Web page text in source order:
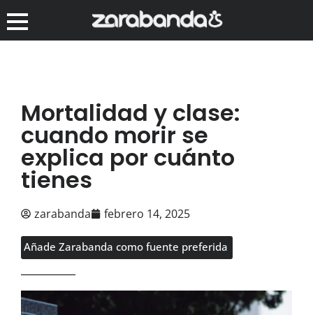
Mortalidad y clase:
cuando morir se
explica por cuánto
tienes
zarabanda febrero 14, 2025
Añade Zarabanda como fuente preferida